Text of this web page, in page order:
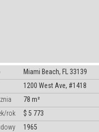
Miami Beach, FL 33139
1200 West Ave, #1418
78 m²
rok
$ 5 773
1965